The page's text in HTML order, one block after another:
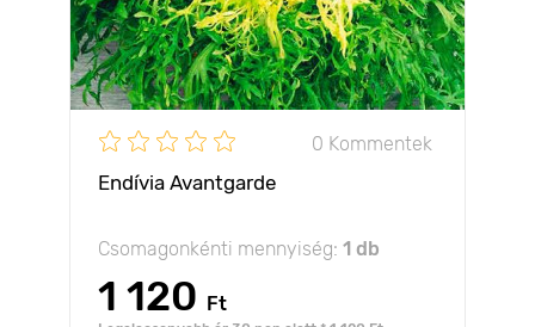
0 Kommentek
Endívia Avantgarde
Csomagonkénti mennyiség: 1 db
1 120 Ft